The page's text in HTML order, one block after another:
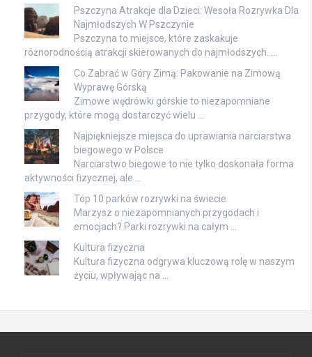
Pszczyna Atrakcje dla Dzieci: Wesoła Rozrywka Dla
Najmłodszych W Pszczynie
Pszczyna to miejsce, które zaskakuje
różnorodnością atrakcji skierowanych do najmłodszych. …
Co Zabrać w Góry Zimą: Pakowanie na Zimową
Wyprawę Górską
Zimowe wędrówki górskie to niezapomniane
przygody, które mogą dostarczyć wielu …
Najpiękniejsze miejsca do uprawiania narciarstwa
biegowego w Polsce
Narciarstwo biegowe to nie tylko doskonała forma
aktywności fizycznej, ale …
Top 10 parków rozrywki na świecie
Marzysz o niezapomnianych przygodach i
emocjach? Parki rozrywki na całym …
Kultura fizyczna
Kultura fizyczna odgrywa kluczową rolę w naszym
życiu, wpływając na …